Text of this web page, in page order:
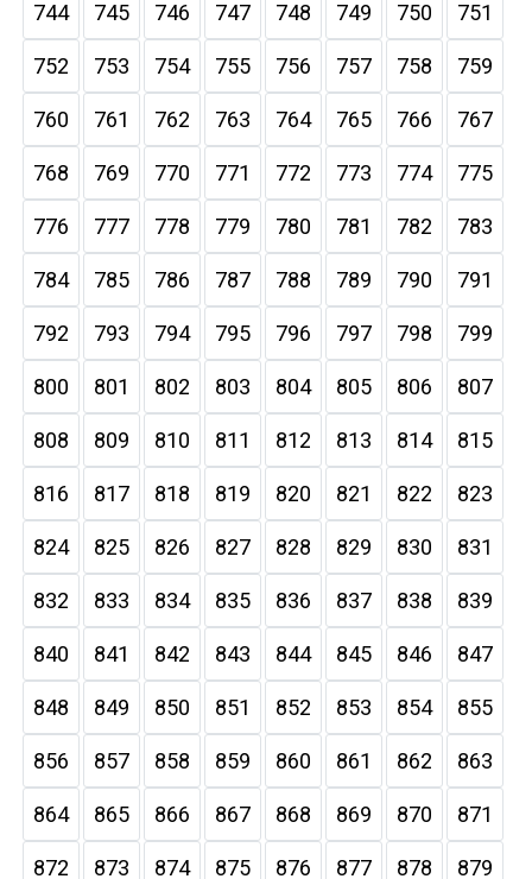
744 745 746 747 748 749 750 751
752 753 754 755 756 757 758 759
760 761 762 763 764 765 766 767
768 769 770 771 772 773 774 775
776 777 778 779 780 781 782 783
784 785 786 787 788 789 790 791
792 793 794 795 796 797 798 799
800 801 802 803 804 805 806 807
808 809 810 811 812 813 814 815
816 817 818 819 820 821 822 823
824 825 826 827 828 829 830 831
832 833 834 835 836 837 838 839
840 841 842 843 844 845 846 847
848 849 850 851 852 853 854 855
856 857 858 859 860 861 862 863
864 865 866 867 868 869 870 871
872 873 874 875 876 877 878 879